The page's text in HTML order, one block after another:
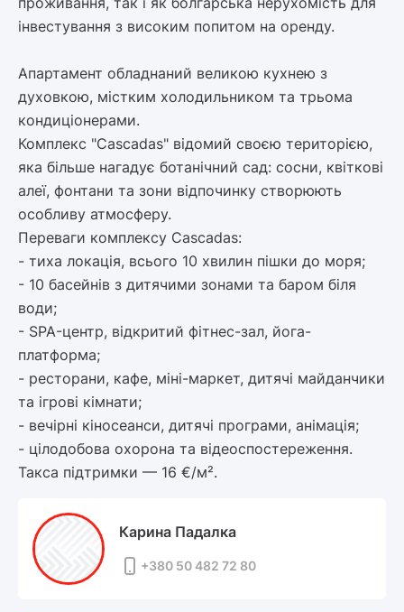
інвестування з високим попитом на оренду.
Апартамент обладнаний великою кухнею з
духовкою, містким холодильником та трьома
кондиціонерами.
Комплекс "Cascadas" відомий своєю територією,
яка більше нагадує ботанічний сад: сосни, квіткові
алеї, фонтани та зони відпочинку створюють
особливу атмосферу.
Переваги комплексу Cascadas:
- тиха локація, всього 10 хвилин пішки до моря;
- 10 басейнів з дитячими зонами та баром біля
води;
- SPA-центр, відкритий фітнес-зал, йога-
платформа;
- ресторани, кафе, міні-маркет, дитячі майданчики
та ігрові кімнати;
- вечірні кіносеанси, дитячі програми, анімація;
- цілодобова охорона та відеоспостереження.
Такса підтримки — 16 €/м².
Карина Падалка
+380 50 482 72 80